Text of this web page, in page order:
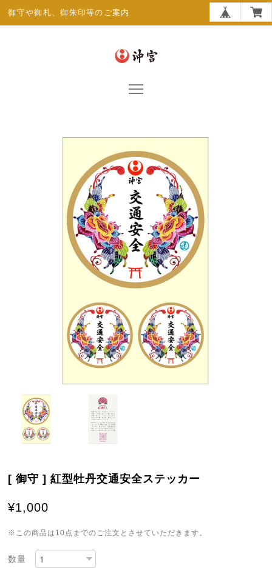
御守や御札、御朱印等のご案内
[ 御守 ] 紅型牡丹交通安全ステッカー
¥1,000
※この商品は10点までのご注文とさせていただきます。
数量